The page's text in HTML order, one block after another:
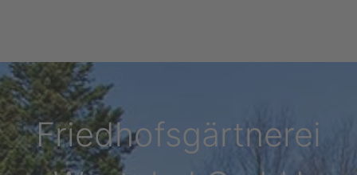
Friedhofsgärtnerei